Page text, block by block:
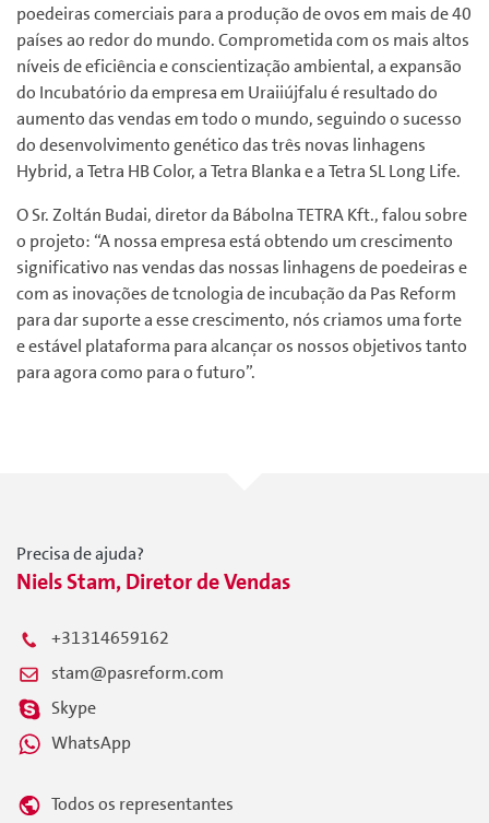
poedeiras comerciais para a produção de ovos em mais de 40
países ao redor do mundo. Comprometida com os mais altos
níveis de eficiência e conscientização ambiental, a expansão
do Incubatório da empresa em Uraiiújfalu é resultado do
aumento das vendas em todo o mundo, seguindo o sucesso
do desenvolvimento genético das três novas linhagens
Hybrid, a Tetra HB Color, a Tetra Blanka e a Tetra SL Long Life.
O Sr. Zoltán Budai, diretor da Bábolna TETRA Kft., falou sobre
o projeto: “A nossa empresa está obtendo um crescimento
significativo nas vendas das nossas linhagens de poedeiras e
com as inovações de tcnologia de incubação da Pas Reform
para dar suporte a esse crescimento, nós criamos uma forte
e estável plataforma para alcançar os nossos objetivos tanto
para agora como para o futuro”.
Precisa de ajuda?
Niels Stam, Diretor de Vendas
+31314659162
stam@pasreform.com
Skype
WhatsApp
Todos os representantes